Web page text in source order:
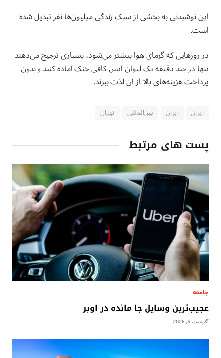
این نوشیدنی به بخشی از سبک زندگی میلیون‌ها نفر تبدیل شده
است.
در روزهایی که گرمای هوا بیشتر می‌شود، بسیاری ترجیح می‌دهند
تنها در چند دقیقه یک لیوان آیس کافی خنک آماده کنند و بدون
پرداخت هزینه‌های بالا از آن لذت ببرند.
ايران ایران بین‌المللی تهران
پست های مرتبط
جامعه
عجیب‌ترین وسایل جا مانده در اوبر
آگوست 5, 2026